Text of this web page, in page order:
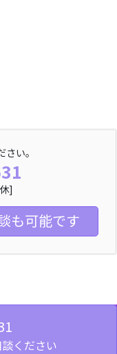
い。
]
も可能です
ください